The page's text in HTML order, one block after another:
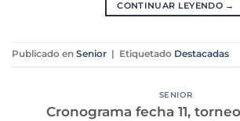
CONTINUAR LEYENDO →
Publicado en Senior Etiquetado Destacadas
SENIOR
Cronograma fecha 11,